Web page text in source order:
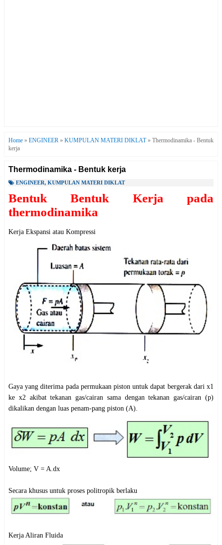
Home » ENGINEER » KUMPULAN MATERI DIKLAT» Thermodinamika - Bentuk
kerja
Thermodinamika - Bentuk kerja
ENGINEER, KUMPULAN MATERI DIKLAT
Bentuk Bentuk Kerja pada
thermodinamika
Kerja Ekspansi atau Kompressi
Gaya yang diterima pada permukaan piston untuk dapat bergerak dari x1
ke x2 akibat tekanan gas/cairan sama dengan tekanan gas/cairan (p)
dikalikan dengan luas penam-pang piston (A).
Volume; V = A.dx
Secara khusus untuk proses politropik berlaku
Kerja Aliran Fluida